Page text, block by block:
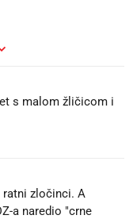
s malom žličicom i
ratni zločinci. A
a naredio "crne